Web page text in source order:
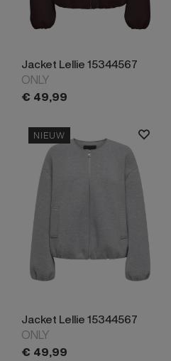
Jacket Lellie 15344567
ONLY
€ 49,99
NIEUW
Jacket Lellie 15344567
ONLY
€ 49,99